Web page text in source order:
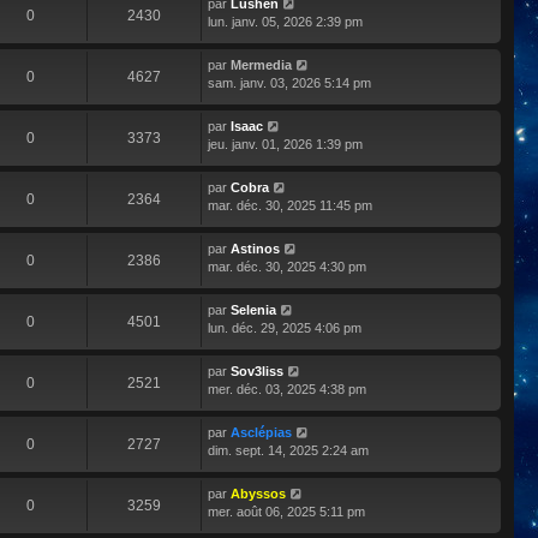
0 2430
par Lushen
lun. janv. 05, 2026 2:39 pm
0 4627
par Mermedia
sam. janv. 03, 2026 5:14 pm
0 3373
par Isaac
jeu. janv. 01, 2026 1:39 pm
0 2364
par Cobra
mar. déc. 30, 2025 11:45 pm
0 2386
par Astinos
mar. déc. 30, 2025 4:30 pm
0 4501
par Selenia
lun. déc. 29, 2025 4:06 pm
0 2521
par Sov3liss
mer. déc. 03, 2025 4:38 pm
0 2727
par Asclépias
dim. sept. 14, 2025 2:24 am
0 3259
par Abyssos
mer. août 06, 2025 5:11 pm